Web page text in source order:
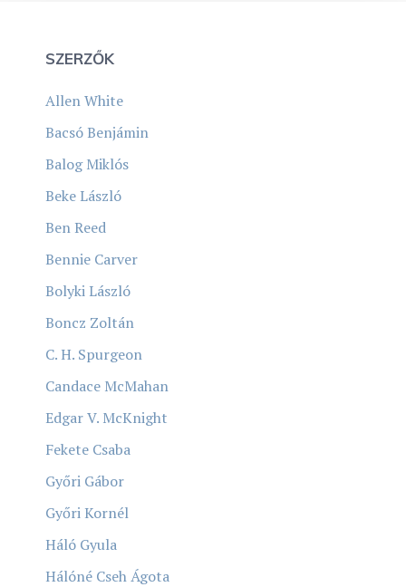
SZERZŐK
Allen White
Bacsó Benjámin
Balog Miklós
Beke László
Ben Reed
Bennie Carver
Bolyki László
Boncz Zoltán
C. H. Spurgeon
Candace McMahan
Edgar V. McKnight
Fekete Csaba
Győri Gábor
Győri Kornél
Háló Gyula
Hálóné Cseh Ágota